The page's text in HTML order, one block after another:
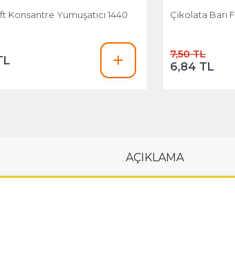
Konsantre Yumuşatıcı 1440
Çikolata Barı
7,50 TL
6,84 TL
AÇIKLAMA